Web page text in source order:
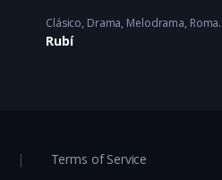
Clásico, Drama, Melodrama, Romance
Rubí
Terms of Service